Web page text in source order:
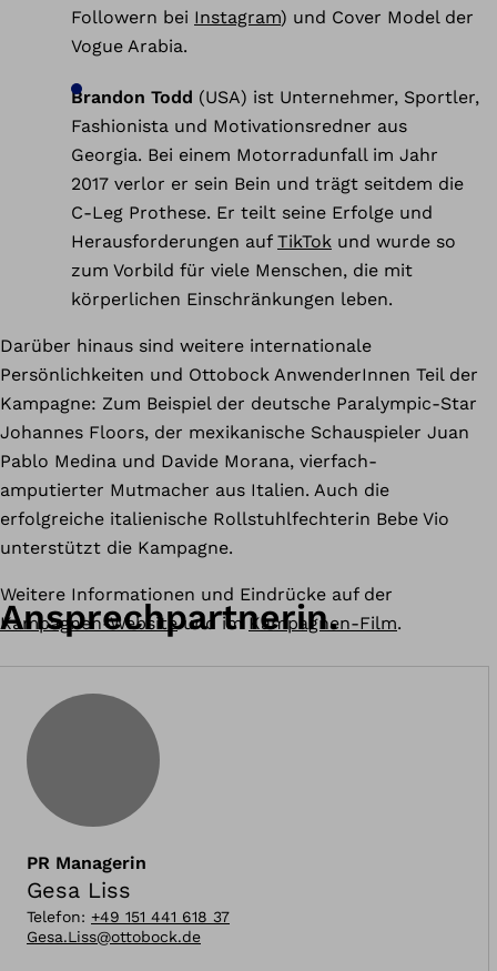
Followern bei Instagram) und Cover Model der
Vogue Arabia.
Brandon Todd (USA) ist Unternehmer, Sportler,
Fashionista und Motivationsredner aus
Georgia. Bei einem Motorradunfall im Jahr
2017 verlor er sein Bein und trägt seitdem die
C-Leg Prothese. Er teilt seine Erfolge und
Herausforderungen auf TikTok und wurde so
zum Vorbild für viele Menschen, die mit
körperlichen Einschränkungen leben.
Darüber hinaus sind weitere internationale
Persönlichkeiten und Ottobock AnwenderInnen Teil der
Kampagne: Zum Beispiel der deutsche Paralympic-Star
Johannes Floors, der mexikanische Schauspieler Juan
Pablo Medina und Davide Morana, vierfach-
amputierter Mutmacher aus Italien. Auch die
erfolgreiche italienische Rollstuhlfechterin Bebe Vio
unterstützt die Kampagne.
Weitere Informationen und Eindrücke auf der
Kampagnen-Websiteund imKampagnen-Film.
Ansprechpartnerin.
PR Managerin
Gesa Liss
Telefon: +49 151 441 618 37
Gesa.Liss@ottobock.de